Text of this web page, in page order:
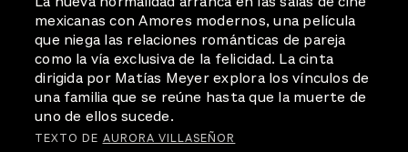
mexicanas con Amores modernos, una película
que niega las relaciones románticas de pareja
como la vía exclusiva de la felicidad. La cinta
dirigida por Matías Meyer explora los vínculos de
una familia que se reúne hasta que la muerte de
uno de ellos sucede.
TEXTO DE AURORA VILLASEÑOR